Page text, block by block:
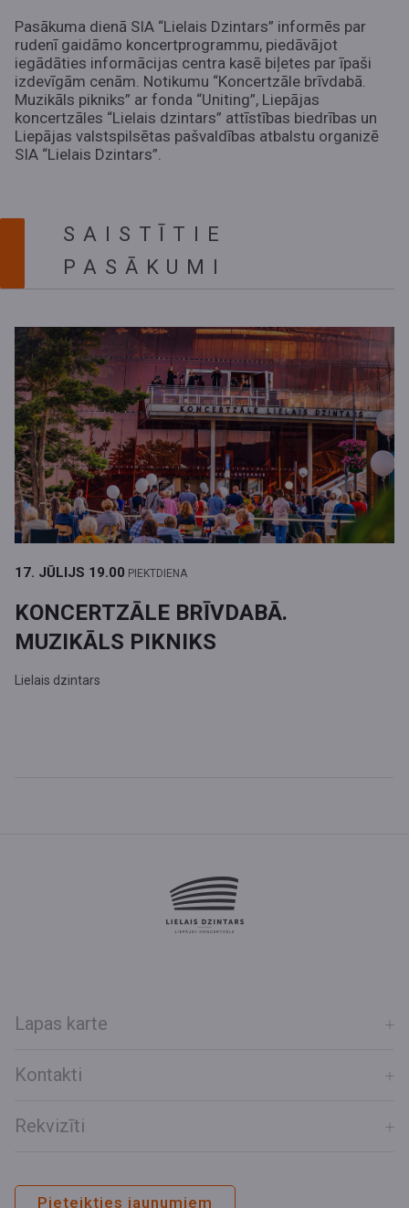
Pasākuma dienā SIA “Lielais Dzintars” informēs par
rudenī gaidāmo koncertprogrammu, piedāvājot
iegādāties informācijas centra kasē biļetes par īpaši
izdevīgām cenām. Notikumu “Koncertzāle brīvdabā.
Muzikāls pikniks” ar fonda “Uniting”, Liepājas
koncertzāles “Lielais dzintars” attīstības biedrības un
Liepājas valstspilsētas pašvaldības atbalstu organizē
SIA “Lielais Dzintars”.
SAISTĪTIE
PASĀKUMI
17. JŪLIJS 19.00 PIEKTDIENA
KONCERTZĀLE BRĪVDABĀ.
MUZIKĀLS PIKNIKS
Lielais dzintars
Lapas karte
Kontakti
Rekvizīti
Pieteikties jaunumiem